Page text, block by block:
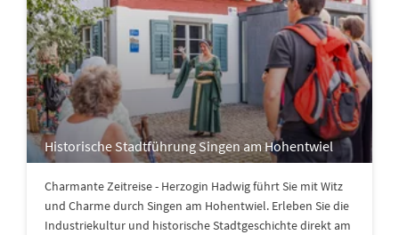
Historische Stadtführung Singen am Hohentwiel
Charmante Zeitreise - Herzogin Hadwig führt Sie mit Witz
und Charme durch Singen am Hohentwiel. Erleben Sie die
Industriekultur und historische Stadtgeschichte direkt am